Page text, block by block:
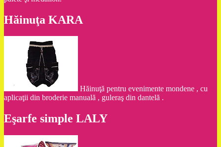
Hăinuţa KARA
Hăinuţă pentru evenimente mondene , cu
aplicaţii din broderie manuală , guleraş din dantelă .
Eşarfe simple LALY